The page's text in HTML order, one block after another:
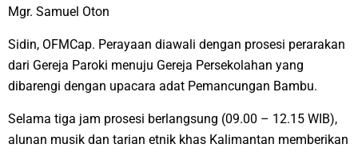
Mgr. Samuel Oton
Sidin, OFMCap. Perayaan diawali dengan prosesi perarakan
dari Gereja Paroki menuju Gereja Persekolahan yang
dibarengi dengan upacara adat Pemancungan Bambu.
​Selama tiga jam prosesi berlangsung (09.00 – 12.15 WIB),
alunan musik dan tarian etnik khas Kalimantan memberikan